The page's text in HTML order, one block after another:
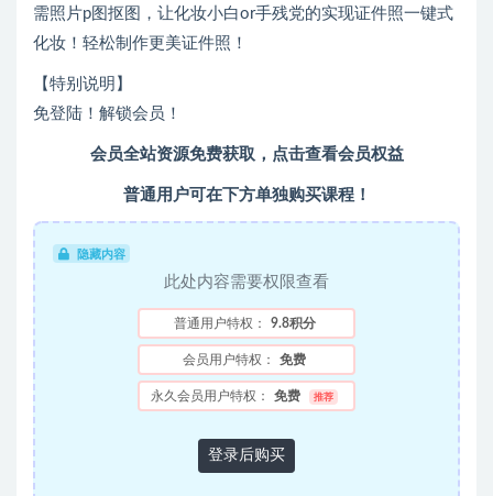
需照片p图抠图，让化妆小白or手残党的实现证件照一键式
化妆！轻松制作更美证件照！
【特别说明】
免登陆！解锁会员！
会员全站资源免费获取，点击查看会员权益
普通用户可在下方单独购买课程！
隐藏内容
此处内容需要权限查看
普通用户特权： 9.8积分
会员用户特权： 免费
永久会员用户特权： 免费 推荐
登录后购买